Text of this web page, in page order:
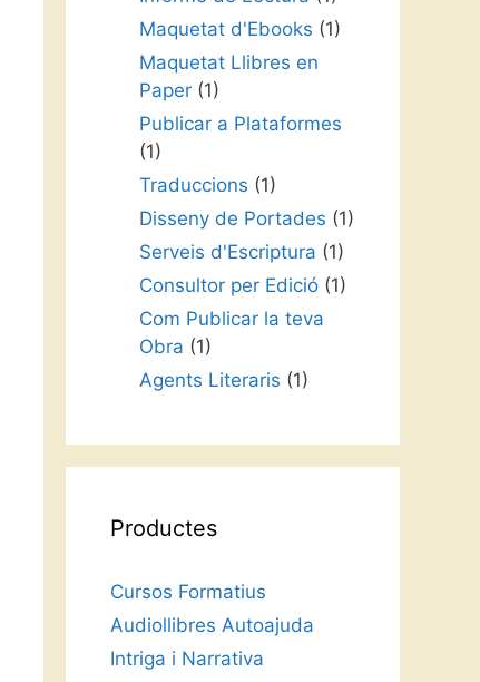
Maquetat d'Ebooks (1)
Maquetat Llibres en
Paper(1)
Publicar a Plataformes
(1)
Traduccions (1)
Disseny de Portades (1)
Serveis d'Escriptura (1)
Consultor per Edició(1)
Com Publicar la teva
Obra (1)
Agents Literaris (1)
Productes
Cursos Formatius
Audiollibres Autoajuda
Intriga i Narrativa